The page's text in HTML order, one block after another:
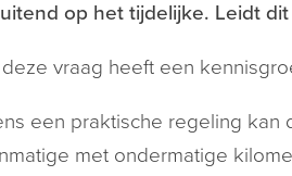
op het tijdelijke. Leidt
vraag heeft een
een praktische regeling kan
met ondermatige